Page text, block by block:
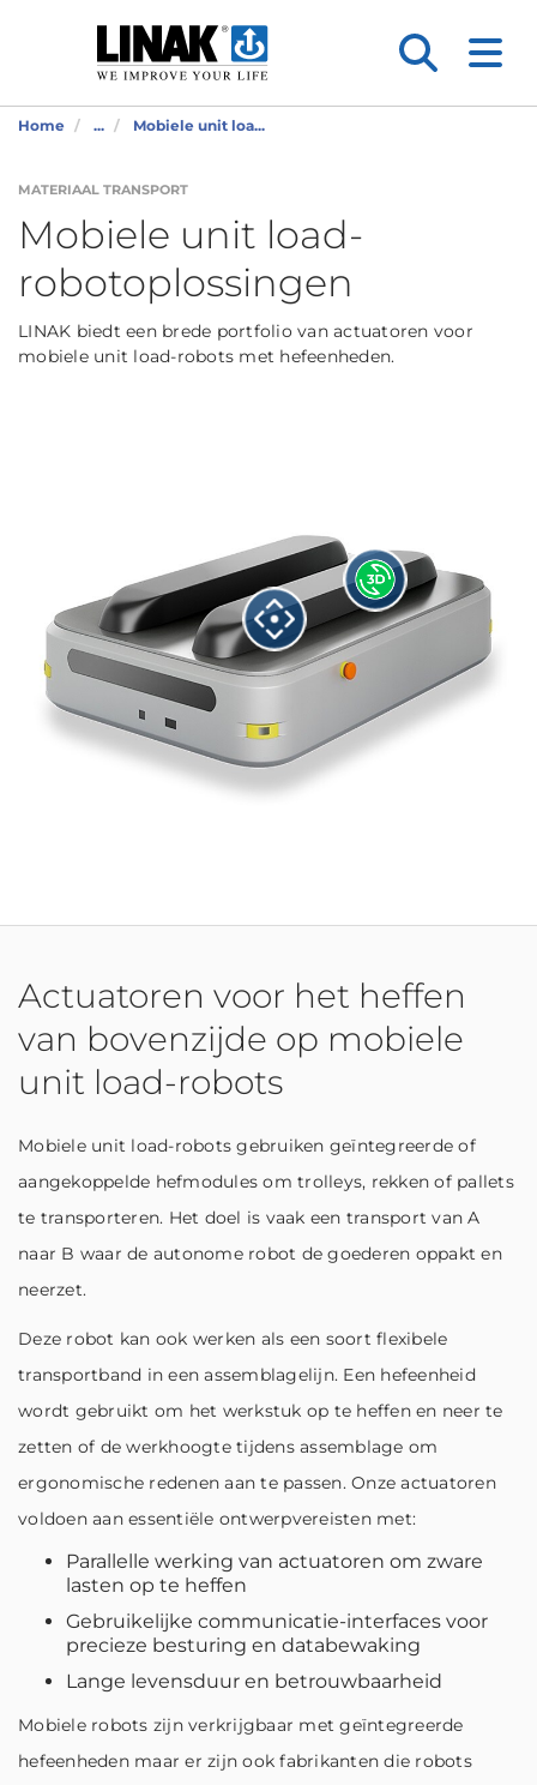
Home ... Mobiele unit loa...
MATERIAAL TRANSPORT
Mobiele unit load-
robotoplossingen
LINAK biedt een brede portfolio van actuatoren voor
mobiele unit load-robots met hefeenheden.
Actuatoren voor het heffen
van bovenzijde op mobiele
unit load-robots
Mobiele unit load-robots gebruiken geïntegreerde of
aangekoppelde hefmodules om trolleys, rekken of pallets
te transporteren. Het doel is vaak een transport van A
naar B waar de autonome robot de goederen oppakt en
neerzet.
Deze robot kan ook werken als een soort flexibele
transportband in een assemblagelijn. Een hefeenheid
wordt gebruikt om het werkstuk op te heffen en neer te
zetten of de werkhoogte tijdens assemblage om
ergonomische redenen aan te passen. Onze actuatoren
voldoen aan essentiële ontwerpvereisten met:
Parallelle werking van actuatoren om zware
lasten op te heffen
Gebruikelijke communicatie-interfaces voor
precieze besturing en databewaking
Lange levensduur en betrouwbaarheid
Mobiele robots zijn verkrijgbaar met geïntegreerde
hefeenheden maar er zijn ook fabrikanten die robots